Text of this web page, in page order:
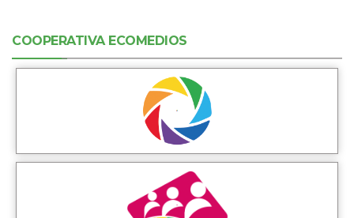
COOPERATIVA ECOMEDIOS